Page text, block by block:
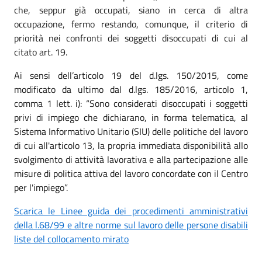
che, seppur già occupati, siano in cerca di altra
occupazione, fermo restando, comunque, il criterio di
priorità nei confronti dei soggetti disoccupati di cui al
citato art. 19.
Ai sensi dell’articolo 19 del d.lgs. 150/2015, come
modificato da ultimo dal d.lgs. 185/2016, articolo 1,
comma 1 lett. i): “Sono considerati disoccupati i soggetti
privi di impiego che dichiarano, in forma telematica, al
Sistema Informativo Unitario (SIU) delle politiche del lavoro
di cui all'articolo 13, la propria immediata disponibilità allo
svolgimento di attività lavorativa e alla partecipazione alle
misure di politica attiva del lavoro concordate con il Centro
per l'impiego”.
Scarica le Linee guida dei procedimenti amministrativi
della l.68/99 e altre norme sul lavoro delle persone disabili
liste del collocamento mirato